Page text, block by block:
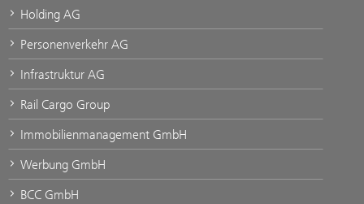
Holding AG
Personenverkehr AG
Infrastruktur AG
Rail Cargo Group
Immobilienmanagement GmbH
Werbung GmbH
BCC GmbH